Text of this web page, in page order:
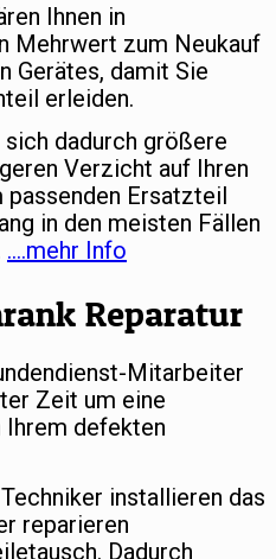
Ihnen in
Mehrwert zum Neukauf
Gerätes, damit Sie
erleiden.
dadurch größere
Verzicht auf Ihren
Ersatzteil
in den meisten Fällen
….mehr Info
Reparatur
Mitarbeiter
Zeit um eine
defekten
installieren das
reparieren
Dadurch